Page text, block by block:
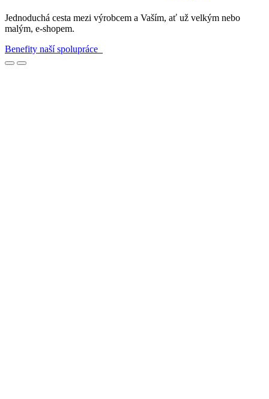
Jednoduchá cesta mezi výrobcem a Vaším, ať už velkým nebo
malým, e-shopem.
Benefity naší spolupráce